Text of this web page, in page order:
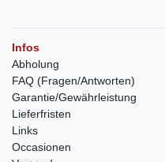
Infos
Abholung
FAQ (Fragen/Antworten)
Garantie/Gewährleistung
Lieferfristen
Links
Occasionen